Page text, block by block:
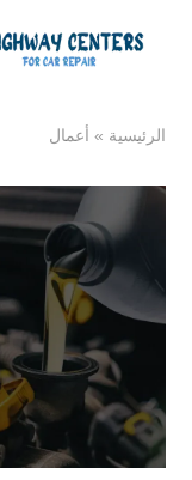
الرئيسية » أعمال